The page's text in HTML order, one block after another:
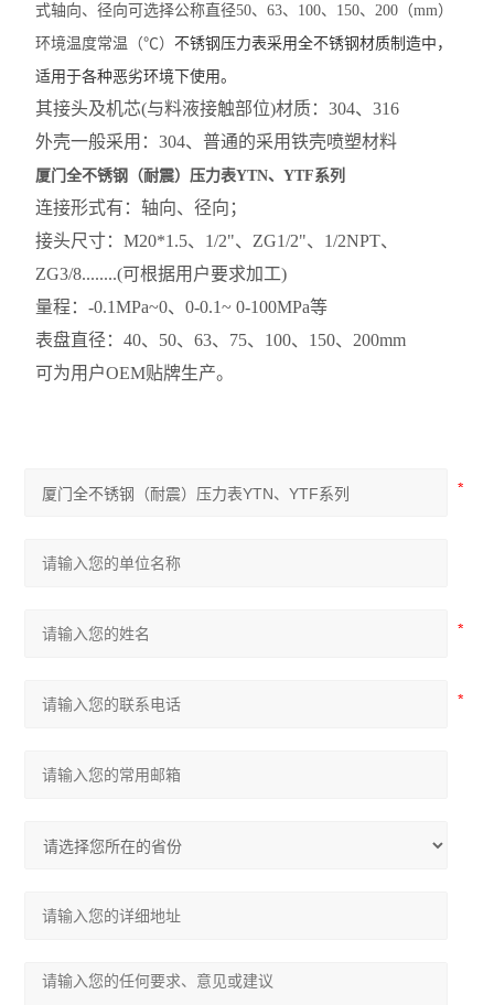
式轴向、径向可选择公称直径50、63、100、150、200（mm）
环境温度常温（℃）不锈钢压力表采用全不锈钢材质制造中，
适用于各种恶劣环境下使用。
其接头及机芯(与料液接触部位)材质：304、316
外壳一般采用：304、普通的采用铁壳喷塑材料
厦门全不锈钢（耐震）压力表YTN、YTF系列
连接形式有：轴向、径向；
接头尺寸：M20*1.5、1/2"、ZG1/2"、1/2NPT、
ZG3/8........(可根据用户要求加工)
量程：-0.1MPa~0、0-0.1~ 0-100MPa等
表盘直径：40、50、63、75、100、150、200mm
可为用户OEM贴牌生产。